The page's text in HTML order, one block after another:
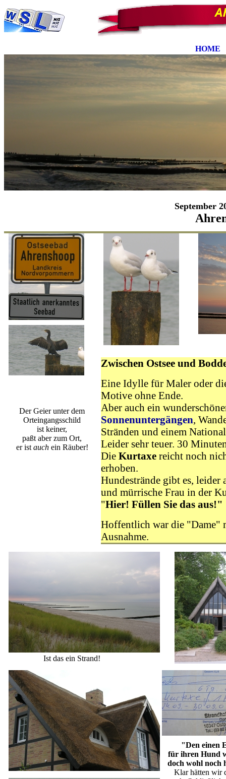
HOME
September
Zwischen Ostsee und
Eine Idylle für Maler oder
Motive ohne Ende.
Aber auch ein
Sonnenuntergängen,
Stränden und einem
Leider sehr teuer. 30
Die Kurtaxe reicht noch
erhoben.
Hundestrände gibt es, leider
und mürrische Frau in der
"Hier! Füllen Sie das aus!"
Hoffentlich war die "Dame"
Ausnahme.
Der Geier unter dem
Orteingangsschild
ist keiner,
paßt aber zum Ort,
er ist auchein Räuber!
Ist das ein Strand!
"Den einen
für ihren Hund
doch wohl noch
Klar hätten wir